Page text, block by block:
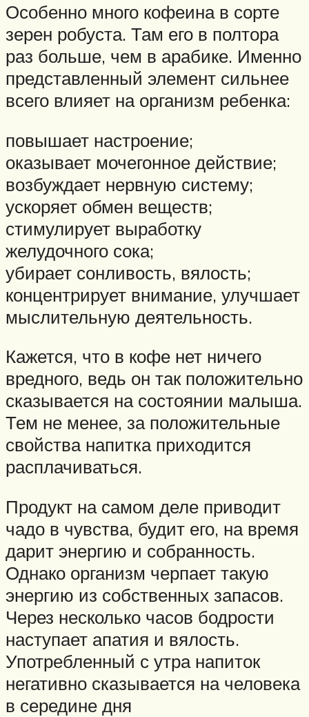
Особенно много кофеина в сорте
зерен робуста. Там его в полтора
раз больше, чем в арабике. Именно
представленный элемент сильнее
всего влияет на организм ребенка:
повышает настроение;
оказывает мочегонное действие;
возбуждает нервную систему;
ускоряет обмен веществ;
стимулирует выработку
желудочного сока;
убирает сонливость, вялость;
концентрирует внимание, улучшает
мыслительную деятельность.
Кажется, что в кофе нет ничего
вредного, ведь он так положительно
сказывается на состоянии малыша.
Тем не менее, за положительные
свойства напитка приходится
расплачиваться.
Продукт на самом деле приводит
чадо в чувства, будит его, на время
дарит энергию и собранность.
Однако организм черпает такую
энергию из собственных запасов.
Через несколько часов бодрости
наступает апатия и вялость.
Употребленный с утра напиток
негативно сказывается на человека
в середине дня